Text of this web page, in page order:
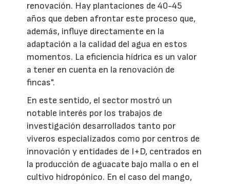
renovación. Hay plantaciones de 40-45
años que deben afrontar este proceso que,
además, influye directamente en la
adaptación a la calidad del agua en estos
momentos. La eficiencia hídrica es un valor
a tener en cuenta en la renovación de
fincas".
En este sentido, el sector mostró un
notable interés por los trabajos de
investigación desarrollados tanto por
viveros especializados como por centros de
innovación y entidades de I+D, centrados en
la producción de aguacate bajo malla o en el
cultivo hidropónico. En el caso del mango,